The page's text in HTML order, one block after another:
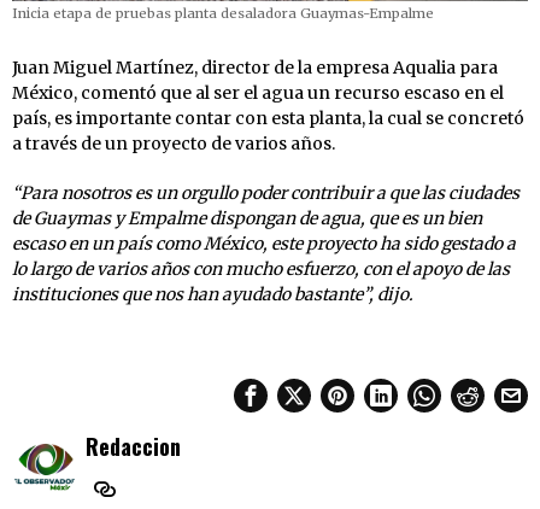
Inicia etapa de pruebas planta desaladora Guaymas-Empalme
Juan Miguel Martínez, director de la empresa Aqualia para
México, comentó que al ser el agua un recurso escaso en el
país, es importante contar con esta planta, la cual se concretó
a través de un proyecto de varios años.
“Para nosotros es un orgullo poder contribuir a que las ciudades
de Guaymas y Empalme dispongan de agua, que es un bien
escaso en un país como México, este proyecto ha sido gestado a
lo largo de varios años con mucho esfuerzo, con el apoyo de las
instituciones que nos han ayudado bastante”, dijo.
Redaccion